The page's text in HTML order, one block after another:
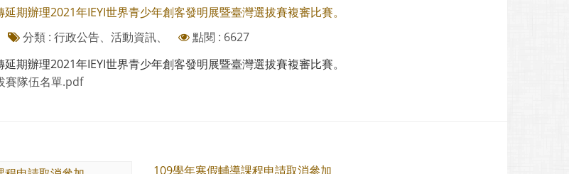
期辦理2021年IEYI世界青少年創客發明展暨臺灣選拔賽複審比賽。
分類 : 行政公告、活動資訊、
點閱 : 6627
期辦理2021年IEYI世界青少年創客發明展暨臺灣選拔賽複審比賽。
賽隊伍名單.pdf
109學年寒假輔導課程申請取消參加